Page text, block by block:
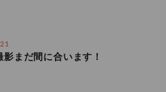
影まだ間に合います！